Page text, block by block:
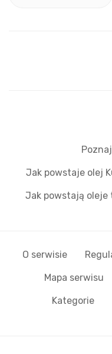
Jak powstaje olej
Jak powstają oleje
O serwisie
Mapa serwisu
Kategorie